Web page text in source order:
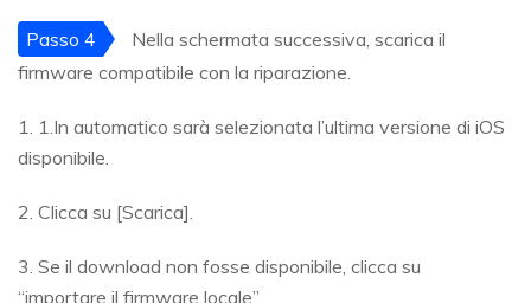
Passo 4
Nella schermata successiva, scarica il
firmware compatibile con la riparazione.
1. 1.In automatico sarà selezionata l’ultima versione di iOS
disponibile.
2. Clicca su [Scarica].
3. Se il download non fosse disponibile, clicca su
“importare il firmware locale”.